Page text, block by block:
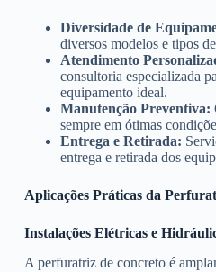
Diversidade de
diversos modelos e tipos
Atendimento
consultoria especializada
equipamento ideal.
Manutenção Preventiva:
sempre em ótimas
Entrega e Retirada:
entrega e retirada dos
Aplicações Práticas da
Instalações Elétricas e
A perfuratriz de concreto é